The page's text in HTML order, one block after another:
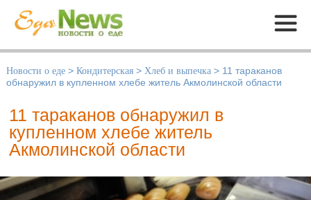
Меню
Новости о еде > Кондитерская > Хлеб и выпечка > 11 тараканов
обнаружил в купленном хлебе житель Акмолинской области
11 тараканов обнаружил в
купленном хлебе житель
Акмолинской области